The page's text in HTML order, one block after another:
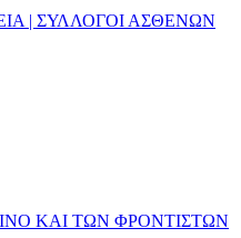
| ΣΥΛΛΟΓΟΙ ΑΣΘΕΝΩΝ
ΚΑΙ ΤΩΝ ΦΡΟΝΤΙΣΤΩΝ